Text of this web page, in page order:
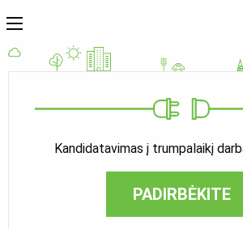
Kandidatavimas į trumpalaikį
PADIRBĖKITE